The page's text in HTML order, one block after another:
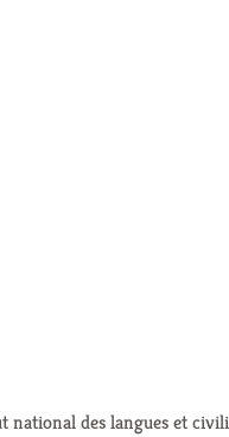
national des langues et